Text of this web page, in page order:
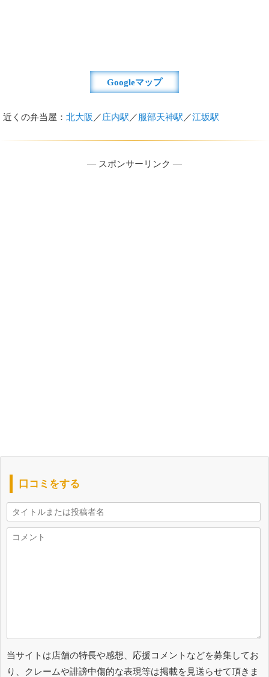
Googleマップ
近くの弁当屋： 北大阪 ／ 庄内駅 ／ 服部天神駅 ／江坂駅
― スポンサーリンク ―
口コミをする
当サイトは店舗の特長や感想、応援コメントなどを募集してお
り、クレームや誹謗中傷的な表現等は掲載を見送らせて頂きま